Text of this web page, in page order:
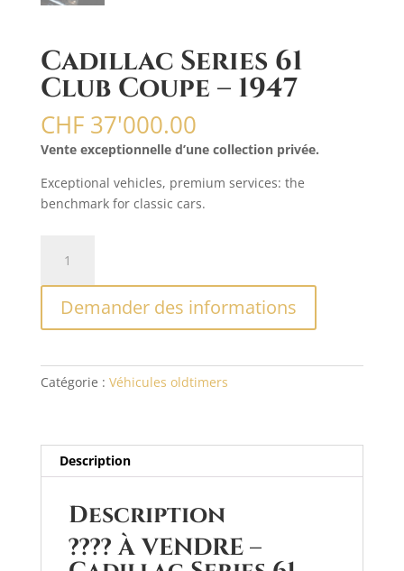
Cadillac Series 61
Club Coupe – 1947
CHF37'000.00
Vente exceptionnelle d’une collection privée.
Exceptional vehicles, premium services: the
benchmark for classic cars.
Cadillac
Series
61
Coupe
–
Demander des informations
t
e
r
a
t
e
:
Catégorie : Véhicules oldtimers
Description
Description
???? À VENDRE –